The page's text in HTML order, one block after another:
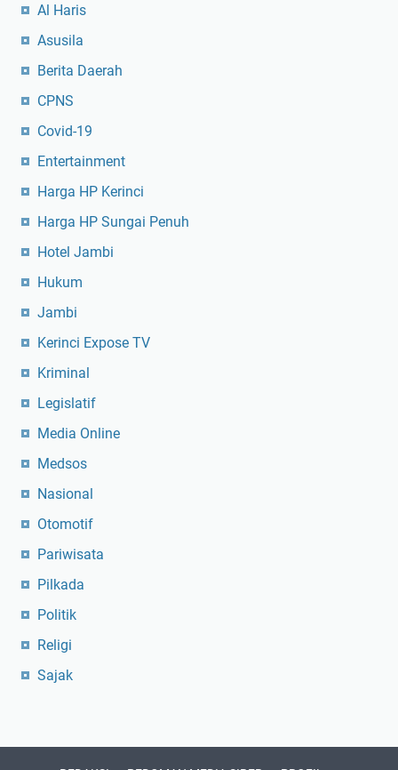
Al Haris
Asusila
Berita Daerah
CPNS
Covid-19
Entertainment
Harga HP Kerinci
Harga HP Sungai Penuh
Hotel Jambi
Hukum
Jambi
Kerinci Expose TV
Kriminal
Legislatif
Media Online
Medsos
Nasional
Otomotif
Pariwisata
Pilkada
Politik
Religi
Sajak